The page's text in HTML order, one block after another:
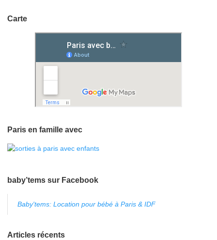
Carte
Paris en famille avec
baby’tems sur Facebook
Baby'tems: Location pour bébé à Paris & IDF
Articles récents